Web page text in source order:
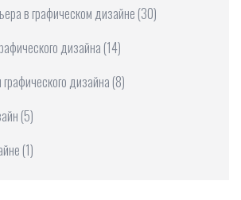
в графическом дизайне (30)
дизайна (14)
дизайна (8)
(5)
(1)